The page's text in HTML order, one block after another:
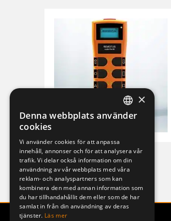
J ERA 8B
953948-000-1
SWEDISH
DEUTSCH
×
Denna webbplats använder
cookies
Vi använder cookies för att anpassa
innehåll, annonser och för att analysera vår
trafik. Vi delar också information om din
användning av vår webbplats med våra
reklam- och analyspartners som kan
kombinera den med annan information som
du har tillhandahållit dem eller som de har
samlat in från din användning av deras
tjänster. Läs mer